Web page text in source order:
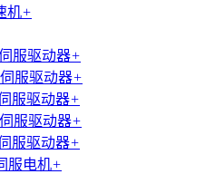
机+
服驱动器+
服驱动器+
服驱动器+
服驱动器+
服驱动器+
服电机+